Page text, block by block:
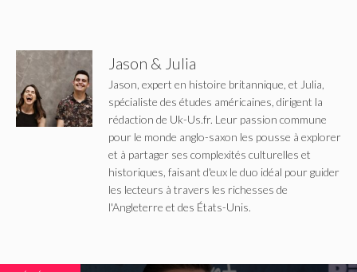
Jason & Julia
Jason, expert en histoire britannique, et Julia,
spécialiste des études américaines, dirigent la
rédaction de Uk-Us.fr. Leur passion commune
pour le monde anglo-saxon les pousse à explorer
et à partager ses complexités culturelles et
historiques, faisant d'eux le duo idéal pour guider
les lecteurs à travers les richesses de
l'Angleterre et des États-Unis.